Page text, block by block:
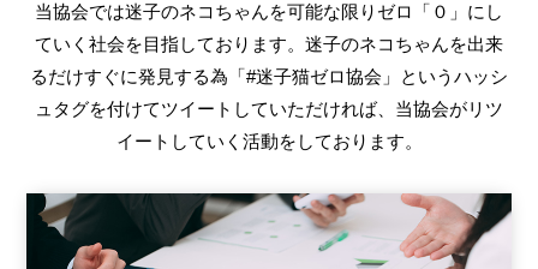
当協会では迷子のネコちゃんを可能な限りゼロ「０」にし
ていく社会を目指しております。迷子のネコちゃんを出来
るだけすぐに発見する為「#迷子猫ゼロ協会」というハッシ
ュタグを付けてツイートしていただければ、当協会がリツ
イートしていく活動をしております。